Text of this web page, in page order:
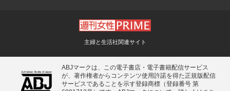
主婦と生活社関連サイト
ABJマークは、この電子書店・電子書籍配信サービス
が、著作権者からコンテンツ使用許諾を得た正規版配信
サービスであることを示す登録商標（登録番号 第